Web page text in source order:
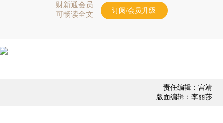
财新通会员
可畅读全文
订阅/会员升级
责任编辑：宫靖
版面编辑：李丽莎